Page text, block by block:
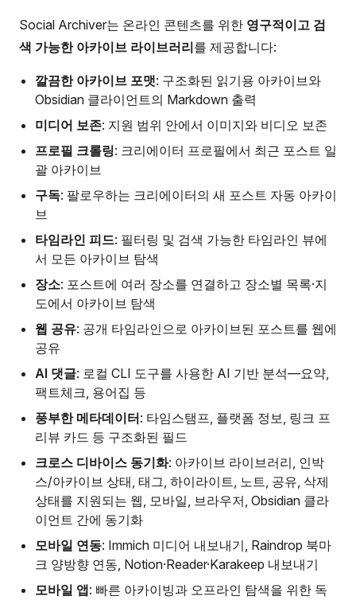
Social Archiver는 온라인 콘텐츠를 위한 영구적이고 검
색 가능한 아카이브 라이브러리를 제공합니다:
깔끔한 아카이브 포맷: 구조화된 읽기용 아카이브와
Obsidian 클라이언트의 Markdown 출력
미디어 보존: 지원 범위 안에서 이미지와 비디오 보존
프로필 크롤링: 크리에이터 프로필에서 최근 포스트 일
괄 아카이브
구독: 팔로우하는 크리에이터의 새 포스트 자동 아카이
브
타임라인 피드: 필터링 및 검색 가능한 타임라인 뷰에
서 모든 아카이브 탐색
장소: 포스트에 여러 장소를 연결하고 장소별 목록·지
도에서 아카이브 탐색
웹 공유: 공개 타임라인으로 아카이브된 포스트를 웹에
공유
AI 댓글: 로컬 CLI 도구를 사용한 AI 기반 분석—요약,
팩트체크, 용어집 등
풍부한 메타데이터: 타임스탬프, 플랫폼 정보, 링크 프
리뷰 카드 등 구조화된 필드
크로스 디바이스 동기화: 아카이브 라이브러리, 인박
스/아카이브 상태, 태그, 하이라이트, 노트, 공유, 삭제
상태를 지원되는 웹, 모바일, 브라우저, Obsidian 클라
이언트 간에 동기화
모바일 연동: Immich 미디어 내보내기, Raindrop 북마
크 양방향 연동, Notion·Reader·Karakeep 내보내기
모바일 앱: 빠른 아카이빙과 오프라인 탐색을 위한 독